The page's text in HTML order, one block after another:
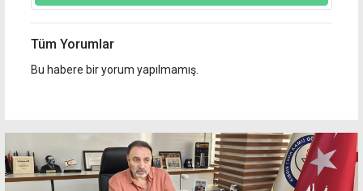
Tüm Yorumlar
Bu habere bir yorum yapılmamış.